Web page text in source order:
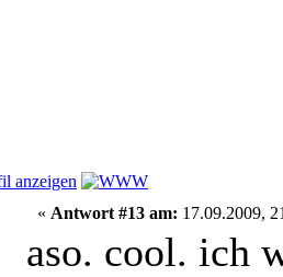
« Antwort #13 am: 17.09.2009,
aso. cool. ich